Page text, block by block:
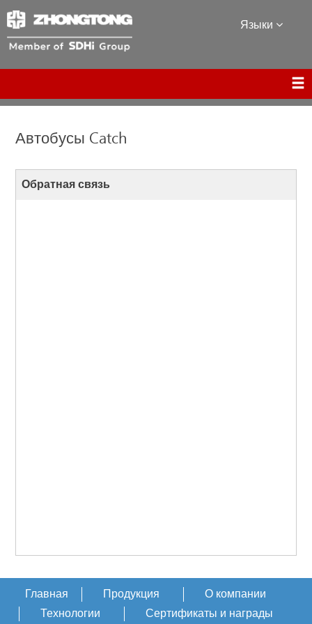
Языки
Автобусы Catch
Обратная связь
Главная Продукция
О компании
Технологии
Сертификаты и награды